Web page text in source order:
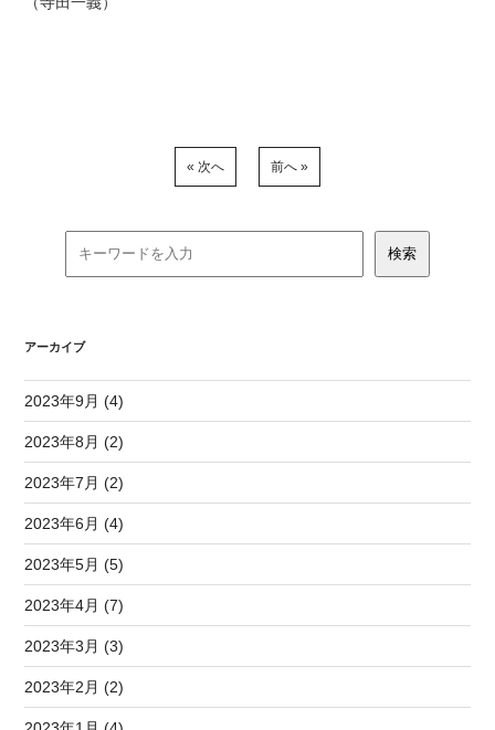
« 次へ 前へ »
アーカイブ
2023年9月 (4)
2023年8月 (2)
2023年7月 (2)
2023年6月 (4)
2023年5月 (5)
2023年4月 (7)
2023年3月 (3)
2023年2月 (2)